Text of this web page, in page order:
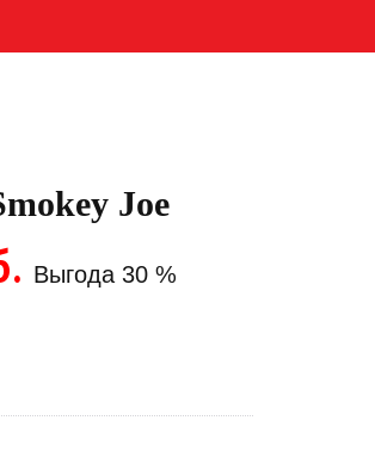
Joe
Выгода 30 %